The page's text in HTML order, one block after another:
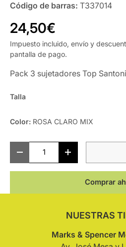
Código de barras: T337014
24,50€
Impuesto incluido, envío y
pantalla de pago.
Pack 3 sujetadores Top
Talla
Color: ROSA CLARO MIX
- +
Comprar
NUESTRAS
Marks & Spencer